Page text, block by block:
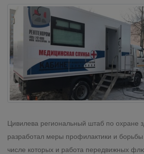
Цивилева региональный штаб по охране
разработал меры профилактики и борьбы
числе которых и работа передвижных